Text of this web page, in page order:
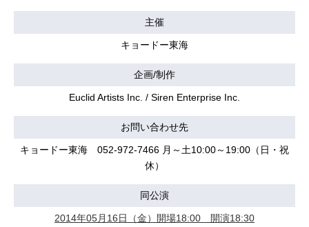
主催
キョードー東海
企画/制作
Euclid Artists Inc. / Siren Enterprise Inc.
お問い合わせ先
キョードー東海 052-972-7466 月～土10:00～19:00（日・祝
休）
同公演
2014年05月16日（金）開場18:00 開演18:30